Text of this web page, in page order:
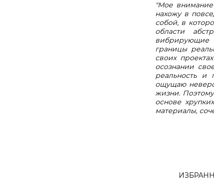
"Мое внимание
нахожу в
собой, в
области
вибрирующие
границы
своих
осознании
реальность и
ощущаю
жизни.
основе
материалы,